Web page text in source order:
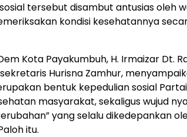
tersebut disambut antusias oleh
kondisi kesehatannya
Kota Payakumbuh, H. Irmaizar Dt.
Hurisna Zamhur,
bentuk kepedulian sosial Partai
masyarakat, sekaligus wujud
yang selalu dikedepankan
itu.